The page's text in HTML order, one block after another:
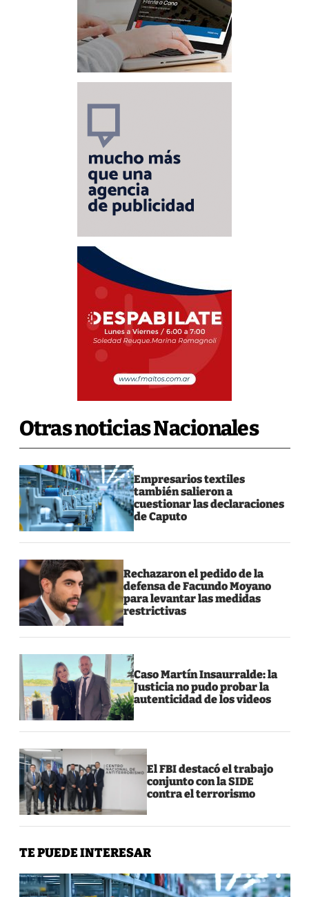
Otras noticias Nacionales
Empresarios textiles
también salieron a
cuestionar las declaraciones
de Caputo
Rechazaron el pedido de la
defensa de Facundo Moyano
para levantar las medidas
restrictivas
Caso Martín Insaurralde: la
Justicia no pudo probar la
autenticidad de los videos
El FBI destacó el trabajo
conjunto con la SIDE
contra el terrorismo
TE PUEDE INTERESAR